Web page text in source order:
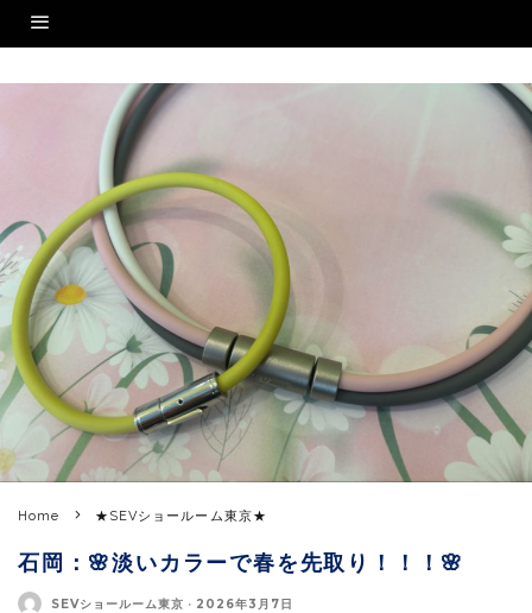
Home ★SEVショールーム東京★
石岡：🌸淡いカラーで春を先取り！！！🌸
SEVショールーム東京 · 2026年3月7日